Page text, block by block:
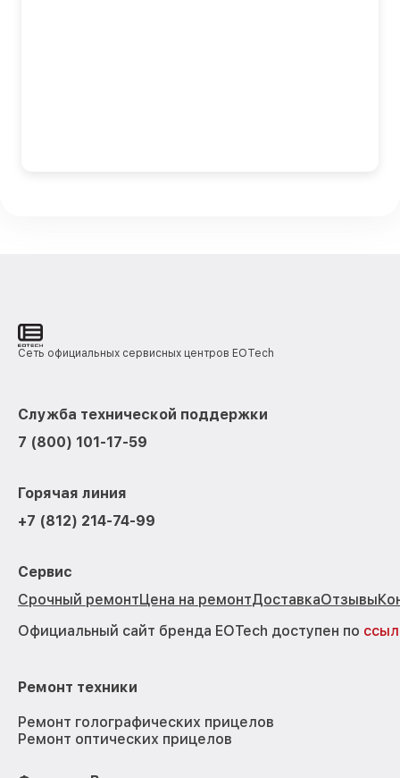
Сеть официальных сервисных центров EOTech
Служба технической поддержки
7 (800) 101-17-59
Горячая линия
+7 (812) 214-74-99
Сервис
Срочный ремонтЦена на ремонтДоставкаОтзывы
Официальный сайт бренда EOTech доступен по
Ремонт техники
Ремонт голографических прицелов
Ремонт оптических прицелов